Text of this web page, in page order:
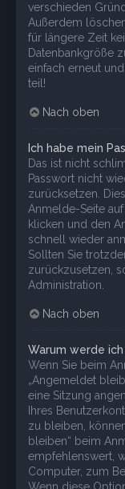
verschieden
Außerdem
für längere Zeit
Datenbankgröße
einfach erneut
teil!
Nach oben
Ich habe mein
Das ist nicht
Passwort nicht
zurücksetzen.
Anmelde-Seite
klicken und den
schnell wieder
Sollten Sie
zurückzusetzen,
Administration.
Nach oben
Warum werde
Wenn Sie beim
„Angemeldet
eine Sitzung
Ihres
zu bleiben,
bleiben“ beim
empfehlenswert,
Computer, zum